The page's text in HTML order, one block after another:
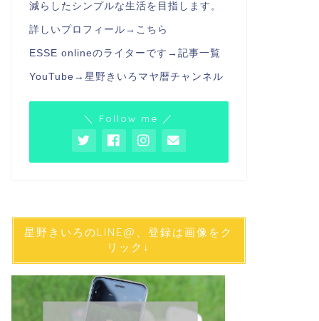
減らしたシンプルな生活を目指します。
詳しいプロフィール→ こちら
ESSE onlineのライターです→ 記事一覧
YouTube→ 星野きいろマヤ暦チャンネル
＼ Follow me ／
星野きいろのLINE@、登録は画像をク
リック↓